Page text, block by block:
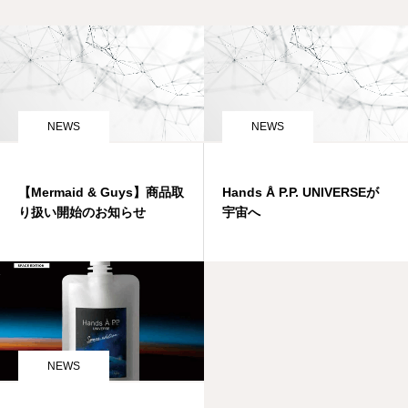
NEWS
【Mermaid & Guys】商品取
り扱い開始のお知らせ
NEWS
Hands Å P.P. UNIVERSEが
宇宙へ
NEWS